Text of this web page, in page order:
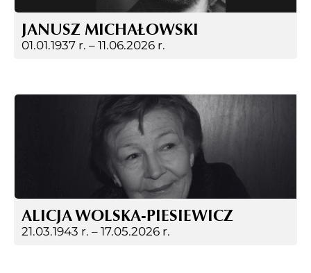
JANUSZ MICHAŁOWSKI
01.01.1937 r. – 11.06.2026 r.
ALICJA WOLSKA-PIESIEWICZ
21.03.1943 r. – 17.05.2026 r.